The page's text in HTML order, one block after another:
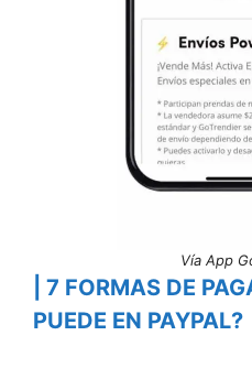
Vía App
| 7 FORMAS DE
PUEDE EN PAYPAL?